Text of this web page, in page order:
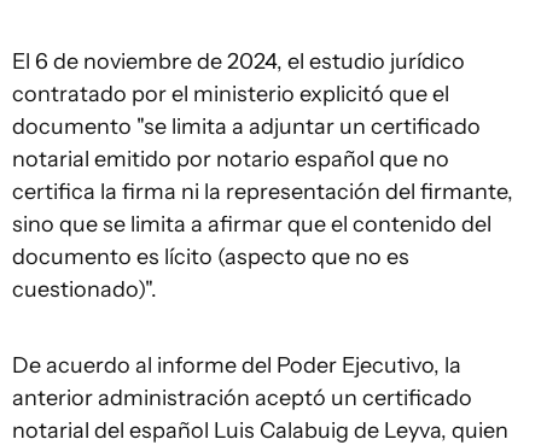
El 6 de noviembre de 2024, el estudio jurídico
contratado por el ministerio explicitó que el
documento "se limita a adjuntar un certificado
notarial emitido por notario español que no
certifica la firma ni la representación del firmante,
sino que se limita a afirmar que el contenido del
documento es lícito (aspecto que no es
cuestionado)".
De acuerdo al informe del Poder Ejecutivo, la
anterior administración aceptó un certificado
notarial del español Luis Calabuig de Leyva, quien